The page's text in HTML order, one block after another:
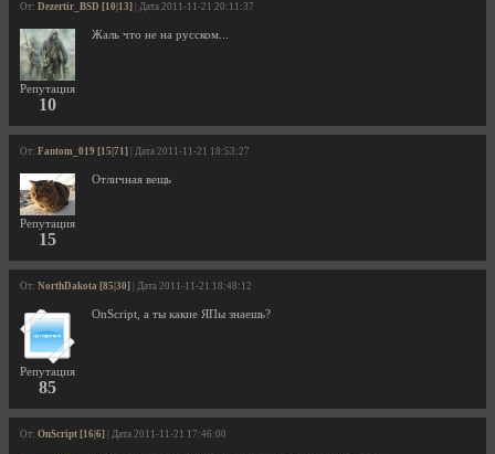
От: Dezertir_BSD [10|13] | Дата 2011-11-21 20:11:37
Репутация
10
Жаль что не на русском...
От: Fantom_019 [15|71] | Дата 2011-11-21 18:53:27
Репутация
15
Отличная вещь
От: NorthDakota [85|30] | Дата 2011-11-21 18:48:12
Репутация
85
OnScript, а ты какие ЯПы знаешь?
От: OnScript [16|6] | Дата 2011-11-21 17:46:00